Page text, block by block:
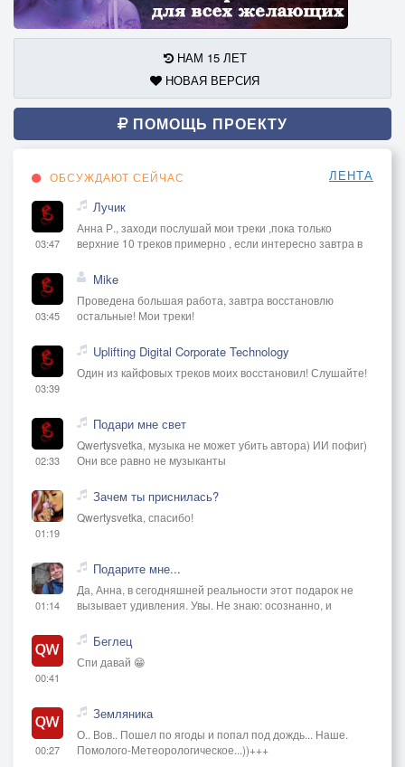
НАМ 15 ЛЕТ
НОВАЯ ВЕРСИЯ
ПОМОЩЬ ПРОЕКТУ
ОБСУЖДАЮТ СЕЙЧАС ЛЕНТА
03:47
Лучик
Анна Р., заходи послушай мои треки ,пока только
верхние 10 треков примерно , если интересно завтра в
03:45
Mike
Проведена большая работа, завтра восстановлю
остальные! Мои треки!
03:39
Uplifting Digital Corporate Technology
Один из кайфовых треков моих восстановил! Слушайте!
02:33
Подари мне свет
Qwertysvetka, музыка не может убить автора) ИИ пофиг)
Они все равно не музыканты
01:19
Зачем ты приснилась?
Qwertysvetka, спасибо!
01:14
Подарите мне...
Да, Анна, в сегодняшней реальности этот подарок не
вызывает удивления. Увы. Не знаю: осознанно, и
00:41
Беглец
Спи давай 😁
00:27
Земляника
О.. Вов.. Пошел по ягоды и попал под дождь... Наше.
Помолого-Метеорологическое...))+++